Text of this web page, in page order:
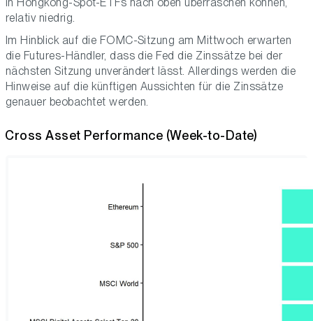
relativ niedrig.
Im Hinblick auf die FOMC-Sitzung am Mittwoch erwarten
die Futures-Händler, dass die Fed die Zinssätze bei der
nächsten Sitzung unverändert lässt. Allerdings werden die
Hinweise auf die künftigen Aussichten für die Zinssätze
genauer beobachtet werden.
Cross Asset Performance (Week-to-Date)